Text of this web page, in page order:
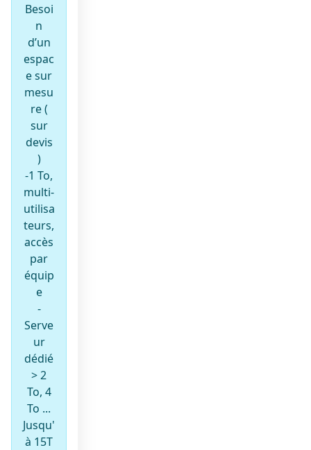
Besoi
n
d’un
espac
e sur
mesu
re (
sur
devis
)
-1 To,
multi-
utilisa
teurs,
accès
par
équip
e
-
Serve
ur
dédié
> 2
To, 4
To ...
Jusqu'
à 15T